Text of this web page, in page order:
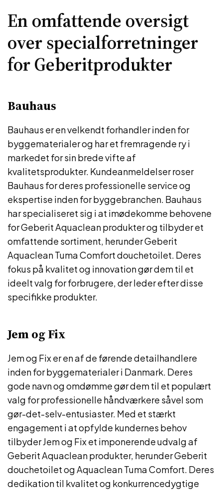
En omfattende oversigt
over specialforretninger
for Geberitprodukter
Bauhaus
Bauhaus er en velkendt forhandler inden for
byggematerialer og har et fremragende ry i
markedet for sin brede vifte af
kvalitetsprodukter. Kundeanmeldelser roser
Bauhaus for deres professionelle service og
ekspertise inden for byggebranchen. Bauhaus
har specialiseret sig i at imødekomme behovene
for Geberit Aquaclean produkter og tilbyder et
omfattende sortiment, herunder Geberit
Aquaclean Tuma Comfort douchetoilet. Deres
fokus på kvalitet og innovation gør dem til et
ideelt valg for forbrugere, der leder efter disse
specifikke produkter.
Jem og Fix
Jem og Fix er en af de førende detailhandlere
inden for byggematerialer i Danmark. Deres
gode navn og omdømme gør dem til et populært
valg for professionelle håndværkere såvel som
gør-det-selv-entusiaster. Med et stærkt
engagement i at opfylde kundernes behov
tilbyder Jem og Fix et imponerende udvalg af
Geberit Aquaclean produkter, herunder Geberit
douchetoilet og Aquaclean Tuma Comfort. Deres
dedikation til kvalitet og konkurrencedygtige